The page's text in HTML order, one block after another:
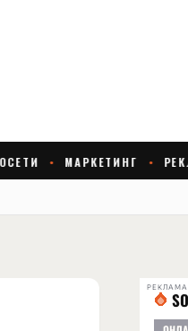
РЕКЛАМА